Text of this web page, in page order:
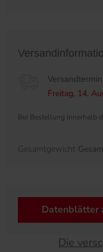
Versandtermin:
Freitag, 14.
Bei Bestellung innerhalb
Gesamtgewicht
Datenblätter
Die